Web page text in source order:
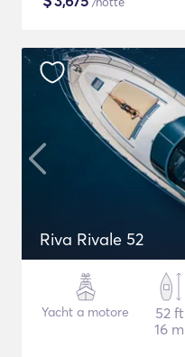
Riva Rivale 52
Yacht a motore
52 ft
16 m